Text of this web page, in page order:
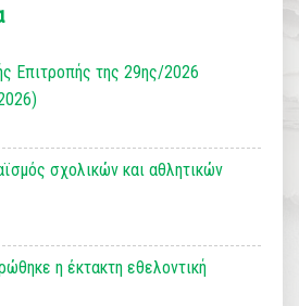
Επιτροπής της 29ης/2026
σχολικών και αθλητικών
η έκτακτη εθελοντική